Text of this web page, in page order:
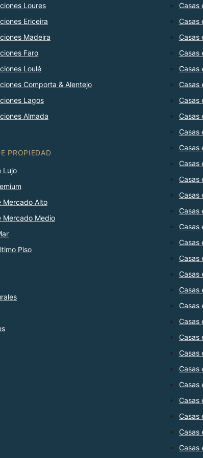
Loures
Ericeira
Madeira
Faro
Loulé
Comporta & Alentejo
Lagos
Almada
PROPIEDAD
Lujo
Mercado Alto
Mercado Medio
Piso
Casas
Casas
Casas
Casas
Casas
Casas
Casas
Casas
Casas
Casas
Casas
Casas
Casas
Casas
Casas
Casas
Casas
Casas
Casas
Casas
Casas
Casas
Casas
Casas
Casas
Casas
Casas
Casas
Casas